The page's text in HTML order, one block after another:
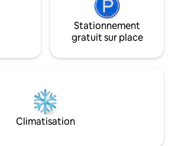
Stationnement
gratuit sur place
Climatisation